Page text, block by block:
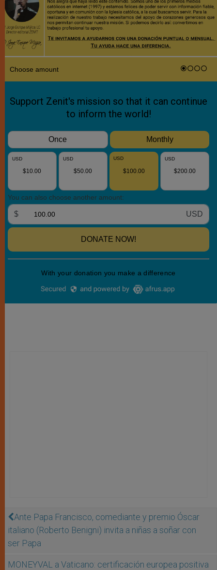
Ante Papa Francisco, comediante y premio Óscar
italiano (Roberto Benigni) invita a niñas a soñar con
ser Papa
MONEYVAL a Vaticano: certificación europea positiva